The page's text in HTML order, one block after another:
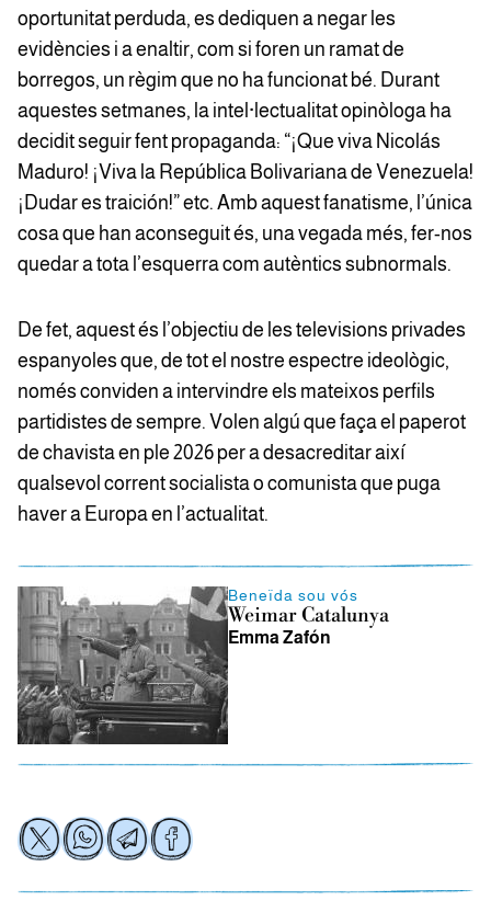
oportunitat perduda, es dediquen a negar les
evidències i a enaltir, com si foren un ramat de
borregos, un règim que no ha funcionat bé. Durant
aquestes setmanes, la intel·lectualitat opinòloga ha
decidit seguir fent propaganda: “¡Que viva Nicolás
Maduro! ¡Viva la República Bolivariana de Venezuela!
¡Dudar es traición!” etc. Amb aquest fanatisme, l’única
cosa que han aconseguit és, una vegada més, fer-nos
quedar a tota l’esquerra com autèntics subnormals.
De fet, aquest és l’objectiu de les televisions privades
espanyoles que, de tot el nostre espectre ideològic,
només conviden a intervindre els mateixos perfils
partidistes de sempre. Volen algú que faça el paperot
de chavista en ple 2026 per a desacreditar així
qualsevol corrent socialista o comunista que puga
haver a Europa en l’actualitat.
Beneïda sou vós
Weimar Catalunya
Emma Zafón